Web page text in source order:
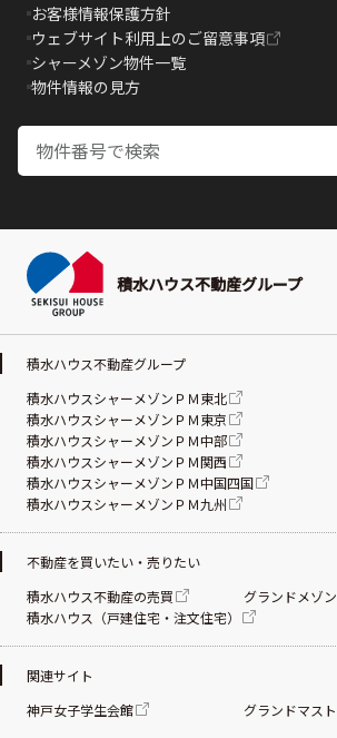
お客様情報保護方針
ウェブサイト利用上のご留意事項
シャーメゾン物件一覧
物件情報の見方
積水ハウス不動産グループ
積水ハウス不動産グループ
積水ハウスシャーメゾンＰＭ東北
積水ハウスシャーメゾンＰＭ東京
積水ハウスシャーメゾンＰＭ中部
積水ハウスシャーメゾンＰＭ関西
積水ハウスシャーメゾンＰＭ中国四国
積水ハウスシャーメゾンＰＭ九州
不動産を買いたい・売りたい
積水ハウス不動産の売買
グランドメゾン
積水ハウス（戸建住宅・注文住宅）
関連サイト
神戸女子学生会館
グランドマスト